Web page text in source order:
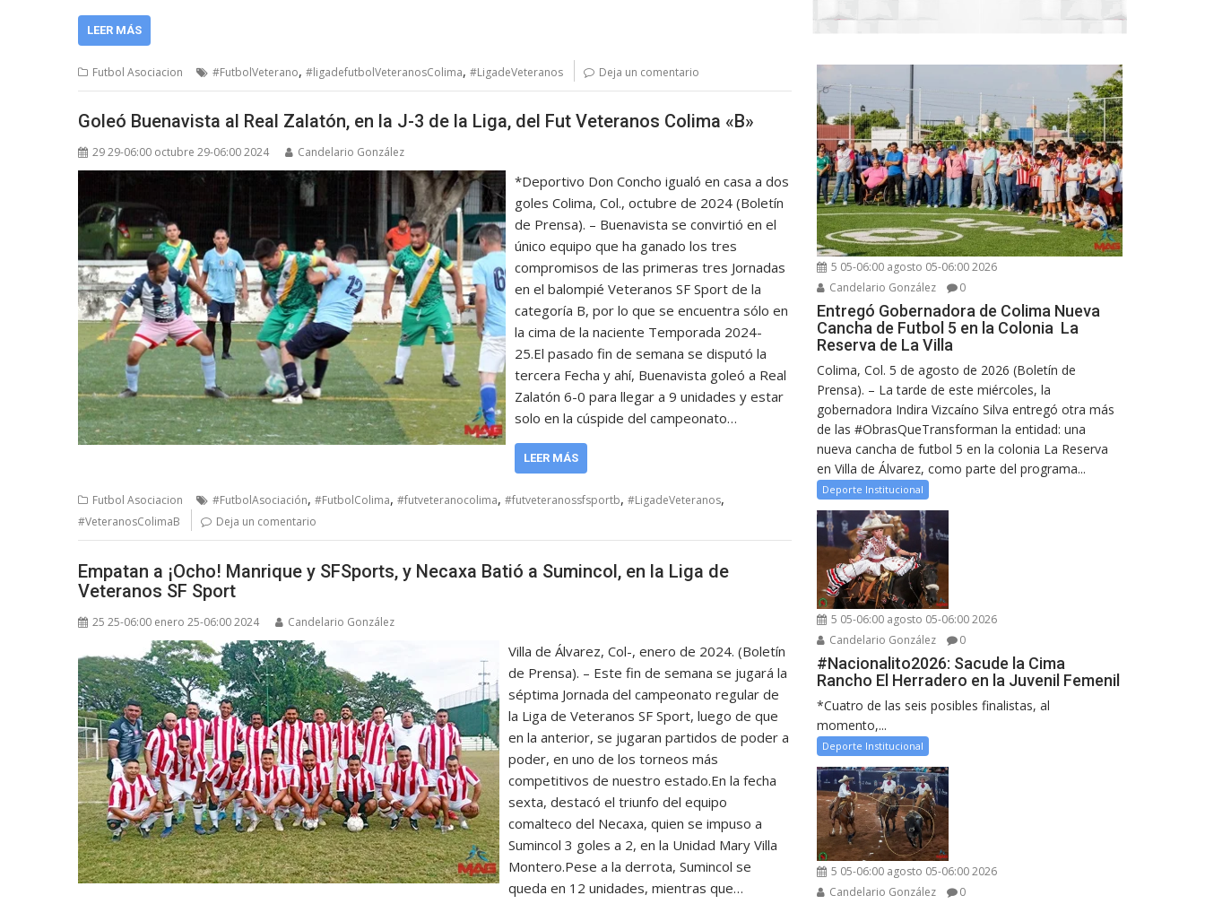
LEER MÁS
Futbol Asociacion #FutbolVeterano, #ligadefutbolVeteranosColima, #LigadeVeteranos Deja un comentario
Goleó Buenavista al Real Zalatón, en la J-3 de la Liga, del Fut Veteranos Colima «B»
29 29-06:00 octubre 29-06:00 2024 Candelario González
*Deportivo Don Concho igualó en casa a dos
goles Colima, Col., octubre de 2024 (Boletín
de Prensa). – Buenavista se convirtió en el
único equipo que ha ganado los tres
compromisos de las primeras tres Jornadas
en el balompié Veteranos SF Sport de la
categoría B, por lo que se encuentra sólo en
la cima de la naciente Temporada 2024-
25.El pasado fin de semana se disputó la
tercera Fecha y ahí, Buenavista goleó a Real
Zalatón 6-0 para llegar a 9 unidades y estar
solo en la cúspide del campeonato…
LEER MÁS
Futbol Asociacion #FutbolAsociación, #FutbolColima, #futveteranocolima, #futveteranossfsportb, #LigadeVeteranos,
#VeteranosColimaB Deja un comentario
Empatan a ¡Ocho! Manrique y SFSports, y Necaxa Batió a Sumincol, en la Liga de
Veteranos SF Sport
25 25-06:00 enero 25-06:00 2024 Candelario González
Villa de Álvarez, Col-, enero de 2024. (Boletín
de Prensa). – Este fin de semana se jugará la
séptima Jornada del campeonato regular de
la Liga de Veteranos SF Sport, luego de que
en la anterior, se jugaran partidos de poder a
poder, en uno de los torneos más
competitivos de nuestro estado.En la fecha
sexta, destacó el triunfo del equipo
comalteco del Necaxa, quien se impuso a
Sumincol 3 goles a 2, en la Unidad Mary Villa
Montero.Pese a la derrota, Sumincol se
queda en 12 unidades, mientras que…
5 05-06:00 agosto 05-06:00 2026
Candelario González
0
Entregó Gobernadora de Colima Nueva
Cancha de Futbol 5 en la Colonia La
Reserva de La Villa
Colima, Col. 5 de agosto de 2026 (Boletín de
Prensa). – La tarde de este miércoles, la
gobernadora Indira Vizcaíno Silva entregó otra más
de las #ObrasQueTransforman la entidad: una
nueva cancha de futbol 5 en la colonia La Reserva
en Villa de Álvarez, como parte del programa...
Deporte Institucional
5 05-06:00 agosto 05-06:00 2026
Candelario González
0
#Nacionalito2026: Sacude la Cima
Rancho El Herradero en la Juvenil Femenil
*Cuatro de las seis posibles finalistas, al
momento,...
Deporte Institucional
5 05-06:00 agosto 05-06:00 2026
Candelario González
0